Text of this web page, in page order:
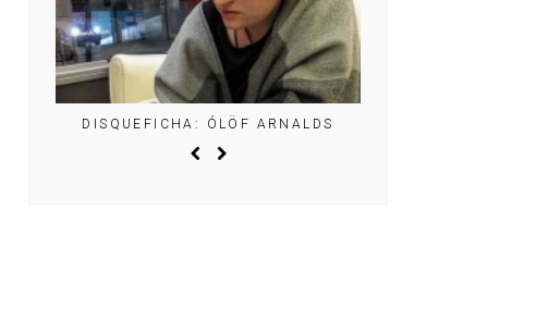
DISQUEFICHA: ÓLÖF ARNALDS